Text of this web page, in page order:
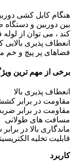
هنگام کابل کشی
بین دوربین و
کند ، می توان از
انعطاف پذیری بالایی
فضاهای پر پیچ و خم
برخی از مهم ترین
انعطاف پذیری بالا
مقاومت در برابر
مقاومت در برابر
مسافت های طولانی
ماندگاری بالا در
قابلیت تخلیه
کاربرد